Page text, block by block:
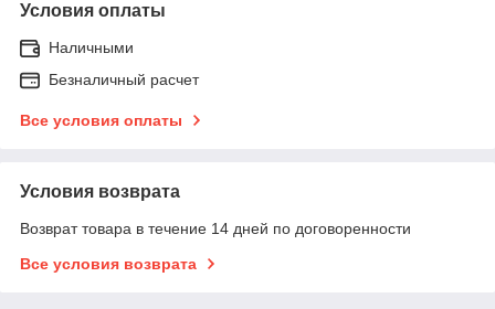
Условия оплаты
Наличными
Безналичный расчет
Все условия оплаты
Условия возврата
Возврат товара в течение 14 дней по договоренности
Все условия возврата